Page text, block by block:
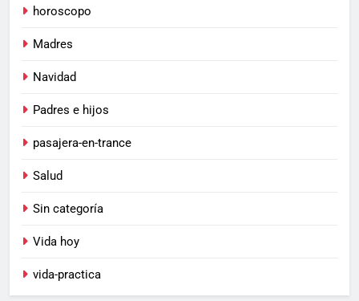
horoscopo
Madres
Navidad
Padres e hijos
pasajera-en-trance
Salud
Sin categoría
Vida hoy
vida-practica